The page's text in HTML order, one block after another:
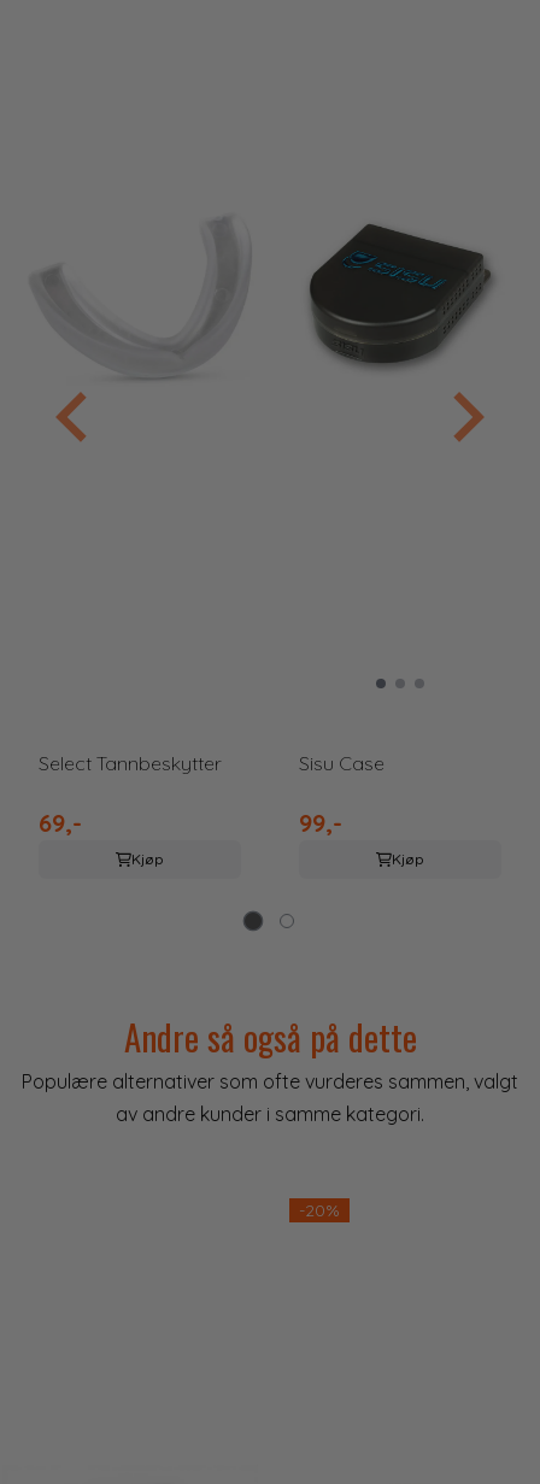
Select Tannbeskytter
69,-
Kjøp
Sisu Case
99,-
Kjøp
Andre så også på dette
Populære alternativer som ofte vurderes sammen, valgt
av andre kunder i samme kategori.
-20%